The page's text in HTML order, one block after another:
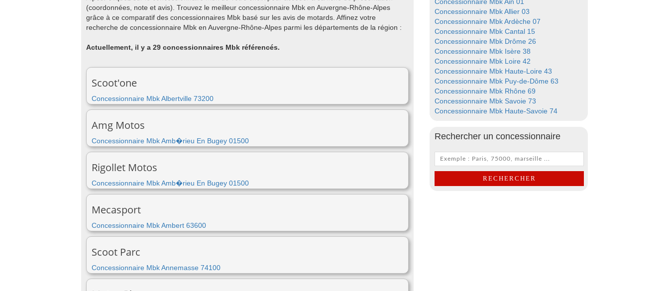
(coordonnées, note et avis). Trouvez le meilleur concessionnaire Mbk en Auvergne-Rhône-Alpes
grâce à ce comparatif des concessionnaires Mbk basé sur les avis de motards. Affinez votre
recherche de concessionnaire Mbk en Auvergne-Rhône-Alpes parmi les départements de la région :
Actuellement, il y a 29 concessionnaires Mbk référencés.
Scoot'one
Concessionnaire Mbk Albertville 73200
Amg Motos
Concessionnaire Mbk Amb�rieu En Bugey 01500
Rigollet Motos
Concessionnaire Mbk Amb�rieu En Bugey 01500
Mecasport
Concessionnaire Mbk Ambert 63600
Scoot Parc
Concessionnaire Mbk Annemasse 74100
Concessionnaire Mbk Allier 03
Concessionnaire Mbk Ardèche 07
Concessionnaire Mbk Cantal 15
Concessionnaire Mbk Drôme 26
Concessionnaire Mbk Isère 38
Concessionnaire Mbk Loire 42
Concessionnaire Mbk Haute-Loire 43
Concessionnaire Mbk Puy-de-Dôme 63
Concessionnaire Mbk Rhône 69
Concessionnaire Mbk Savoie 73
Concessionnaire Mbk Haute-Savoie 74
Rechercher un concessionnaire